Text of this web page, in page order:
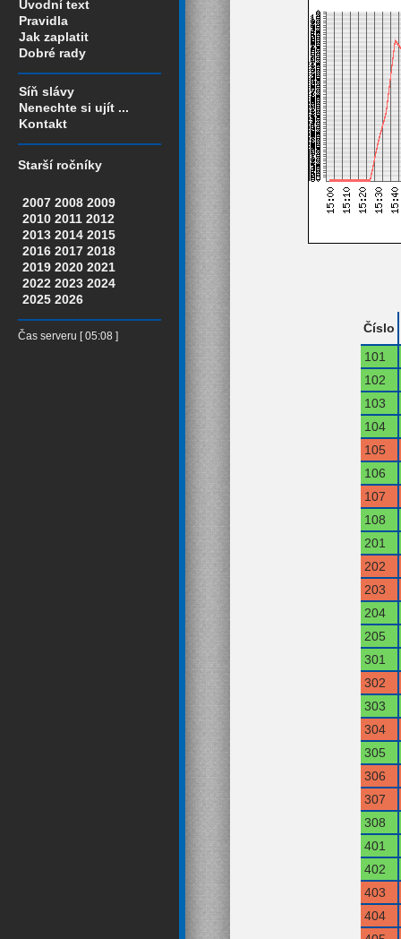
Úvodní text
Pravidla
Jak zaplatit
Dobré rady
Síň slávy
Nenechte si ujít ...
Kontakt
Starší ročníky
2007 2008 2009
2010 2011 2012
2013 2014 2015
2016 2017 2018
2019 2020 2021
2022 2023 2024
2025 2026
Čas serveru [ 05:08 ]
Číslo
101
102
103
104
105
106
107
108
201
202
203
204
205
301
302
303
304
305
306
307
308
401
402
403
404